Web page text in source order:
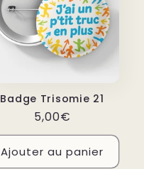
Badge Trisomie 21
Prix
habituel
5,00€
Ajouter au panier